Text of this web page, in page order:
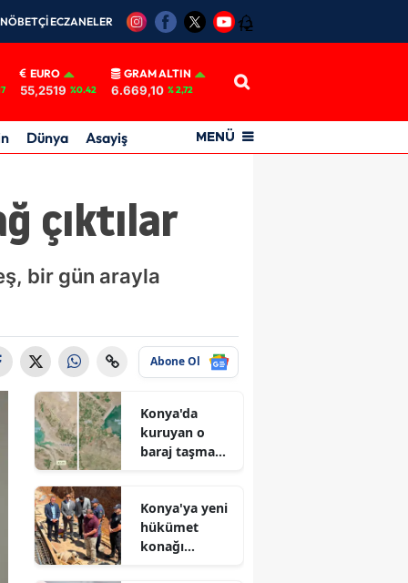
NÖBETÇİ ECZANELER 12
EURO
55,2519 %0.42
GRAM ALTIN
6.669,10 % 2,72
Dünya Asayiş MENÜ
çıktılar
bir gün arayla
Abone Ol
Konya'da
kuruyan o
baraj taşma
Konya'ya yeni
hükümet
konağı